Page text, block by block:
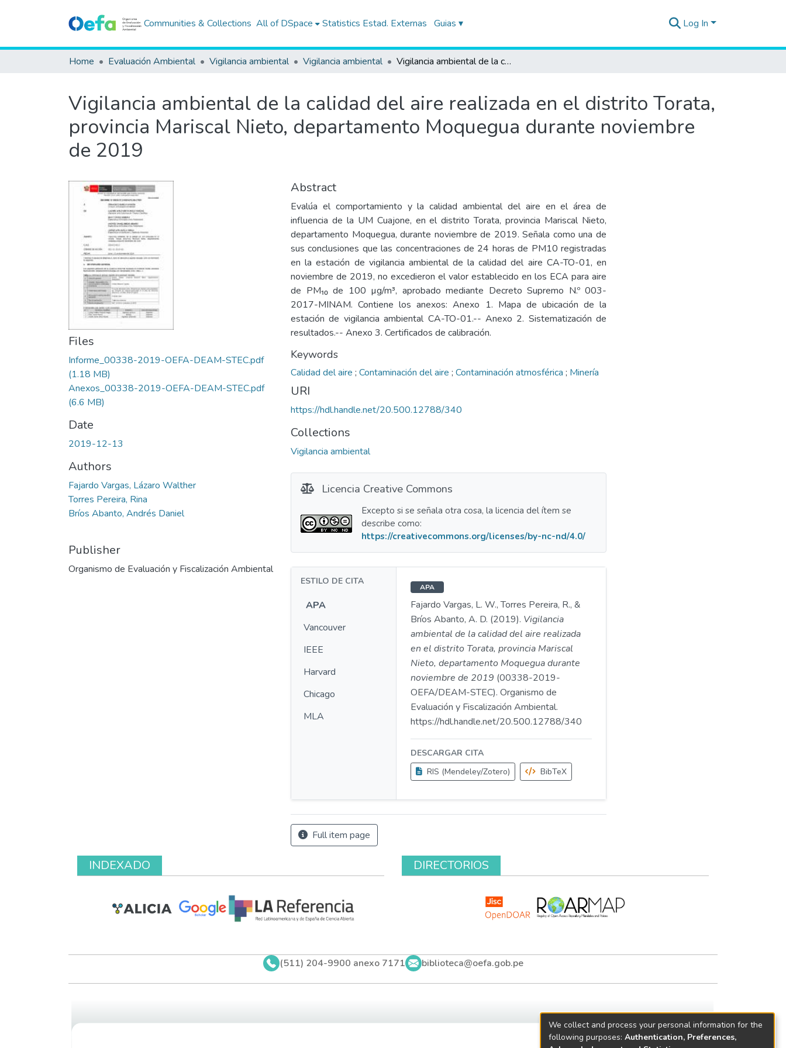
Communities & Collections All of DSpace Statistics Estad. Externas Guias ▾ Log In
Home Evaluación Ambiental Vigilancia ambiental Vigilancia ambiental Vigilancia ambiental de la calidad del aire realizada en el distrito Torata, provincia Mariscal Nieto, departamento Moquegua durante noviembre de 2019
Vigilancia ambiental de la calidad del aire realizada en el distrito Torata,
provincia Mariscal Nieto, departamento Moquegua durante noviembre
de 2019
Files
Informe_00338-2019-OEFA-DEAM-STEC.pdf
(1.18 MB)
Anexos_00338-2019-OEFA-DEAM-STEC.pdf
(6.6 MB)
Date
2019-12-13
Authors
Fajardo Vargas, Lázaro Walther
Torres Pereira, Rina
Bríos Abanto, Andrés Daniel
Publisher
Organismo de Evaluación y Fiscalización Ambiental
Abstract
Evalúa el comportamiento y la calidad ambiental del aire en el área de
influencia de la UM Cuajone, en el distrito Torata, provincia Mariscal Nieto,
departamento Moquegua, durante noviembre de 2019. Señala como una de
sus conclusiones que las concentraciones de 24 horas de PM10 registradas
en la estación de vigilancia ambiental de la calidad del aire CA-TO-01, en
noviembre de 2019, no excedieron el valor establecido en los ECA para aire
de PM₁₀ de 100 µg/m³, aprobado mediante Decreto Supremo N.º 003-
2017-MINAM. Contiene los anexos: Anexo 1. Mapa de ubicación de la
estación de vigilancia ambiental CA-TO-01.-- Anexo 2. Sistematización de
resultados.-- Anexo 3. Certificados de calibración.
Keywords
Calidad del aire ; Contaminación del aire ; Contaminación atmosférica ; Minería
URI
https://hdl.handle.net/20.500.12788/340
Collections
Vigilancia ambiental
Licencia Creative Commons
Excepto si se señala otra cosa, la licencia del ítem se
describe como:
https://creativecommons.org/licenses/by-nc-nd/4.0/
ESTILO DE CITA
APA
Vancouver
IEEE
Harvard
Chicago
MLA
APA
Fajardo Vargas, L. W., Torres Pereira, R., &
Bríos Abanto, A. D. (2019). Vigilancia
ambiental de la calidad del aire realizada
en el distrito Torata, provincia Mariscal
Nieto, departamento Moquegua durante
noviembre de 2019 (00338-2019-
OEFA/DEAM-STEC). Organismo de
Evaluación y Fiscalización Ambiental.
https://hdl.handle.net/20.500.12788/340
DESCARGAR CITA
RIS (Mendeley/Zotero)
BibTeX
Full item page
INDEXADO DIRECTORIOS
(511) 204-9900 anexo 7171 biblioteca@oefa.gob.pe
We collect and process your personal information for the
following purposes: Authentication, Preferences,